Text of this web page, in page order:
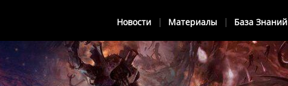
Новости Материалы База Знаний